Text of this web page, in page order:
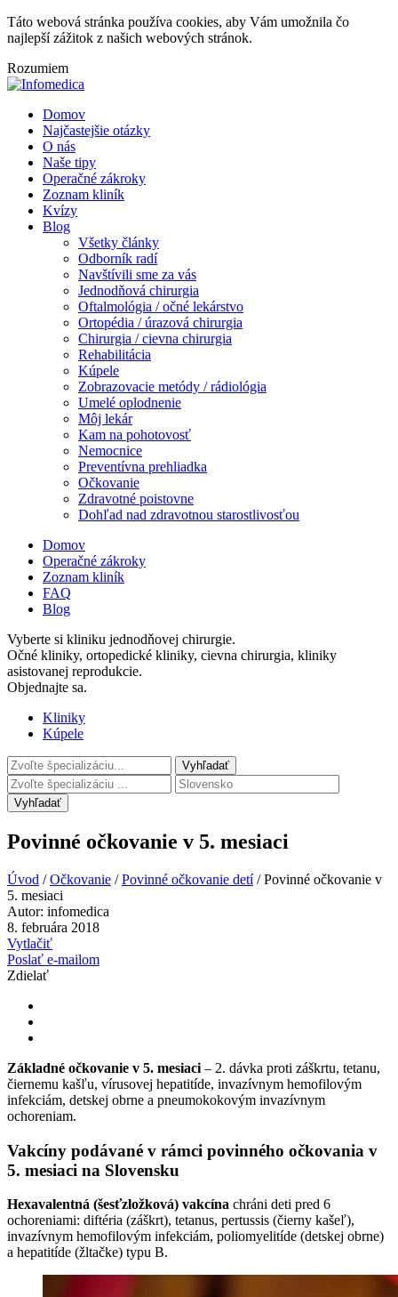
Táto webová stránka používa cookies, aby Vám umožnila čo
najlepší zážitok z našich webových stránok.
Rozumiem
Domov
Najčastejšie otázky
O nás
Naše tipy
Operačné zákroky
Zoznam kliník
Kvízy
Blog
Všetky články
Odborník radí
Navštívili sme za vás
Jednodňová chirurgia
Oftalmológia / očné lekárstvo
Ortopédia / úrazová chirurgia
Chirurgia / cievna chirurgia
Rehabilitácia
Kúpele
Zobrazovacie metódy / rádiológia
Umelé oplodnenie
Môj lekár
Kam na pohotovosť
Nemocnice
Preventívna prehliadka
Očkovanie
Zdravotné poistovne
Dohľad nad zdravotnou starostlivosťou
Domov
Operačné zákroky
Zoznam kliník
FAQ
Blog
Vyberte si kliniku jednodňovej chirurgie.
Očné kliniky, ortopedické kliniky, cievna chirurgia, kliniky
asistovanej reprodukcie.
Objednajte sa.
Kliniky
Kúpele
Vyhľadať
Povinné očkovanie v 5. mesiaci
Úvod /Očkovanie /Povinné očkovanie detí/Povinné očkovanie v
5. mesiaci
Autor: infomedica
8. februára 2018
Vytlačiť
Poslať e-mailom
Zdielať
Základné očkovanie v 5. mesiaci – 2. dávka proti záškrtu, tetanu,
čiernemu kašľu, vírusovej hepatitíde, invazívnym hemofilovým
infekciám, detskej obrne a pneumokokovým invazívnym
ochoreniam.
Vakcíny podávané v rámci povinného očkovania v
5. mesiaci na Slovensku
Hexavalentná (šesťzložková) vakcína chráni deti pred 6
ochoreniami: diftéria (záškrt), tetanus, pertussis (čierny kašeľ),
invazívnym hemofilovým infekciám, poliomyelitíde (detskej obrne)
a hepatitíde (žltačke) typu B.